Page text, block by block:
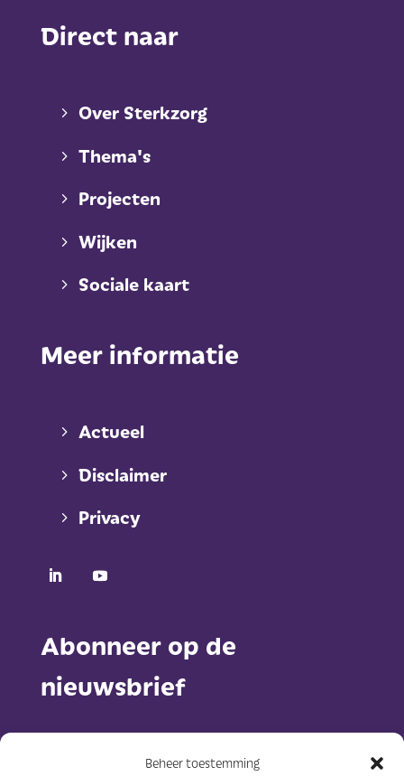
Beheer toestemming
Direct naar
Over Sterkzorg
Thema's
Projecten
Wijken
Sociale kaart
Meer informatie
Actueel
Disclaimer
Privacy
Abonneer op de
nieuwsbrief